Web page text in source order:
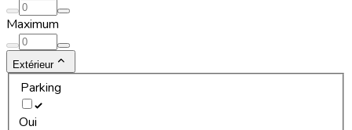
Maximum
Extérieur
Parking
Oui